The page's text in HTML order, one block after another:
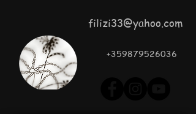
filizi33@yahoo.com
+359879526036